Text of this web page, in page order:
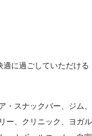
適に過ごしていただける
・スナックバー、ジム、
ー、クリニック、ヨガル